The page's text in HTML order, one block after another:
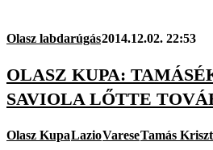
Olasz labdarúgás2014.12.02. 22:53
OLASZ KUPA:
SAVIOLA LŐTTE
Olasz KupaLazioVareseTamás